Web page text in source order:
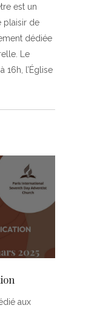
est un
plaisir de
dédiée
Le
16h, l’Église
aux